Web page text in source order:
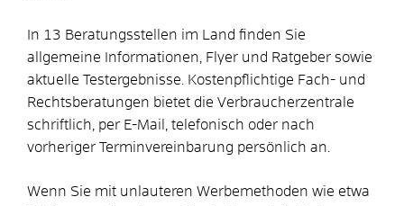
In 13 Beratungsstellen im Land finden Sie
allgemeine Informationen, Flyer und Ratgeber sowie
aktuelle Testergebnisse. Kostenpflichtige Fach- und
Rechtsberatungen bietet die Verbraucherzentrale
schriftlich, per E-Mail, telefonisch oder nach
vorheriger Terminvereinbarung persönlich an.
Wenn Sie mit unlauteren Werbemethoden wie etwa